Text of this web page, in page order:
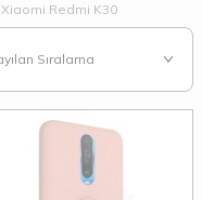
Xiaomi Redmi K30